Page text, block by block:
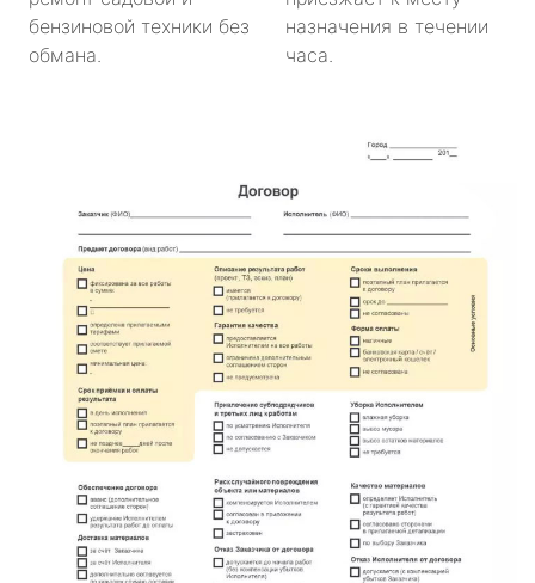
бензиновой техники без
обмана.
назначения в течении
часа.